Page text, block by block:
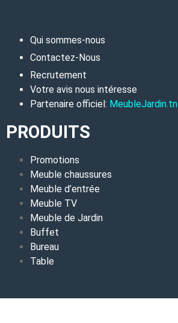
Qui sommes-nous
Contactez-Nous
Recrutement
Votre avis nous intéresse
Partenaire officiel: MeubleJardin.tn
PRODUITS
Promotions
Meuble chaussures
Meuble d’entrée
Meuble TV
Meuble de Jardin
Buffet
Bureau
Table